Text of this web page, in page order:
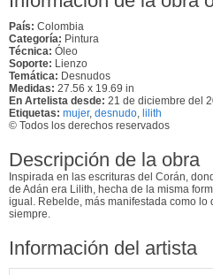
País: Colombia
Categoría: Pintura
Técnica: Óleo
Soporte: Lienzo
Temática: Desnudos
Medidas: 27.56 x 19.69 in
En Artelista desde: 21 de diciembre del
Etiquetas: mujer, desnudo lilith
© Todos los derechos reservados
Descripción de la obra
Inspirada en las escrituras del Corán,
de Adán era Lilith, hecha de la misma
igual. Rebelde, más manifestada como
siempre.
Información del artista